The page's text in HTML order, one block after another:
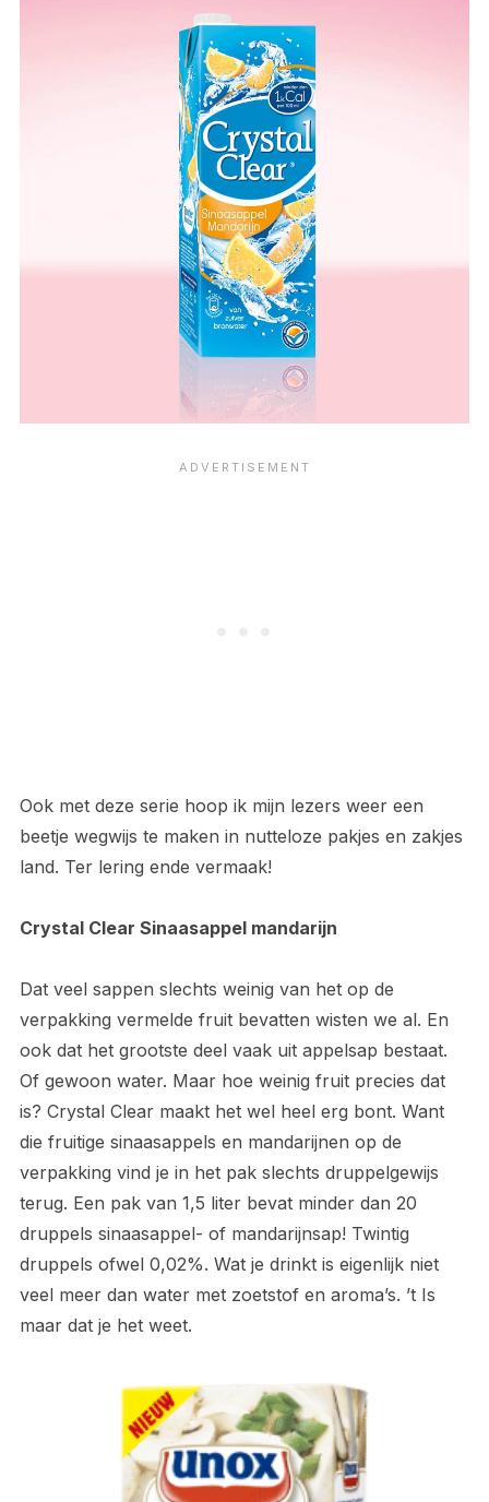
Ook met deze serie hoop ik mijn lezers weer een
beetje wegwijs te maken in nutteloze pakjes en zakjes
land. Ter lering ende vermaak!
Crystal Clear Sinaasappel mandarijn
Dat veel sappen slechts weinig van het op de
verpakking vermelde fruit bevatten wisten we al. En
ook dat het grootste deel vaak uit appelsap bestaat.
Of gewoon water. Maar hoe weinig fruit precies dat
is? Crystal Clear maakt het wel heel erg bont. Want
die fruitige sinaasappels en mandarijnen op de
verpakking vind je in het pak slechts druppelgewijs
terug. Een pak van 1,5 liter bevat minder dan 20
druppels sinaasappel- of mandarijnsap! Twintig
druppels ofwel 0,02%. Wat je drinkt is eigenlijk niet
veel meer dan water met zoetstof en aroma’s. ’t Is
maar dat je het weet.